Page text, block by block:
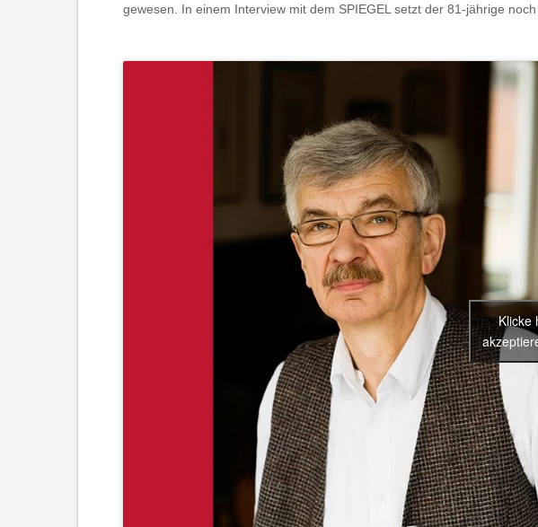
gewesen. In einem Interview mit dem SPIEGEL setzt der 81-jährige
Klicke